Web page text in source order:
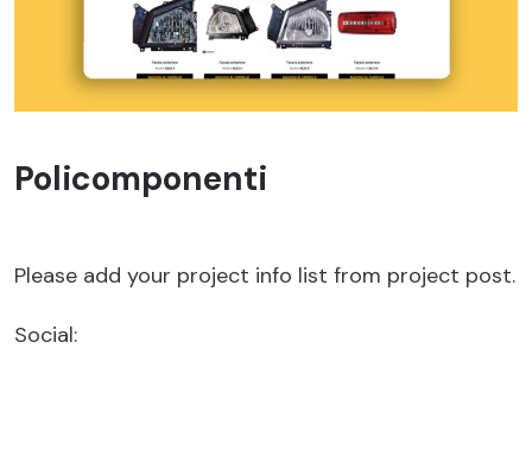
Policomponenti
Please add your project info list from project post.
Social: